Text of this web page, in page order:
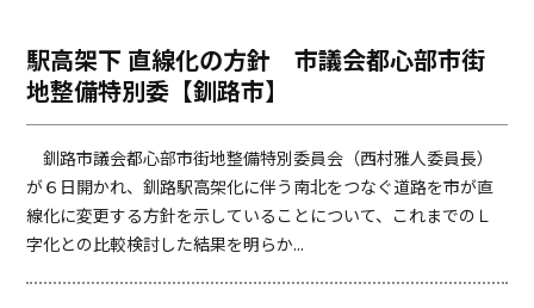
o
o
i
n
駅高架下 直線化の方針 市議会都心部市街
地整備特別委【釧路市】
釧路市議会都心部市街地整備特別委員会（西村雅人委員長）
が６日開かれ、釧路駅高架化に伴う南北をつなぐ道路を市が直
線化に変更する方針を示していることについて、これまでのＬ
字化との比較検討した結果を明らか...